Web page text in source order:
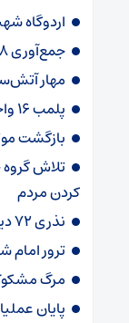
اردوگاه
جمع‌آوری ۲۸ هزار تن کاه برای دامداری‌های فسا
مهار
پلمب ۱۶ واحد صنفی متخلف در تیرماه
بازگشت
تلاش گروه
کردن مردم
نذری ۷۲ دیگ در شهرستان فسا
ترور امام
مرگ مشکوک ۴ عضو یک
پایان